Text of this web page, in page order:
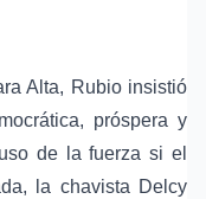
Alta, Rubio insistió
próspera y
de la fuerza si el
la chavista Delcy